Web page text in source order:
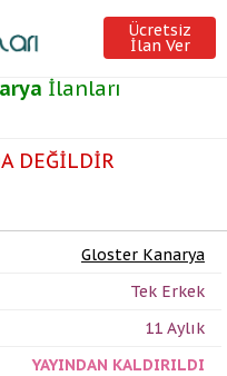
Ücretsiz
İlan Ver
İlanları
DEĞİLDİR
Gloster Kanarya
Tek Erkek
11 Aylık
YAYINDAN KALDIRILDI